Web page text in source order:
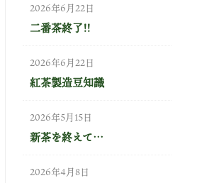
二番茶終了!!
2026年6月22日
紅茶製造豆知識
2026年6月22日
新茶を終えて…
2026年5月15日
2026年4月8日